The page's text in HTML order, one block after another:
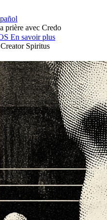
prière avec Credo
En savoir plus
Spiritus